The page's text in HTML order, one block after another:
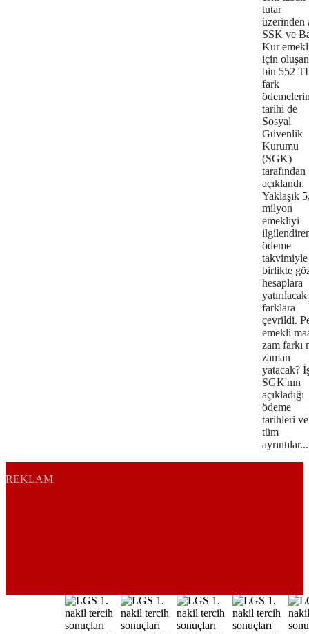
tutar
üzerinden
SSK ve
Kur
için
bin 552
fark
tarihi de
Sosyal
Güvenlik
Kurumu
(SGK)
tarafından
açıklandı.
Yaklaşık
milyon
emekliyi
ödeme
takvimiyle
birlikte
hesaplara
yatırılacak
farklara
çevrildi.
emekli
zam farkı
zaman
yatacak?
SGK'nın
açıkladığı
ödeme
tarihleri ve
tüm
ayrıntılar...
REKLAM